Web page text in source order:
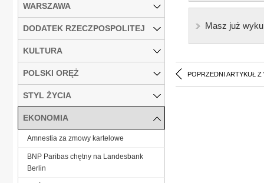
Masz już
POPRZEDNI ARTYKUŁ Z
WARSZAWA
DODATEK RZECZPOSPOLITEJ
KULTURA
POLSKI ORĘŻ
STYL ŻYCIA
EKONOMIA
Amnestia za zmowy kartelowe
BNP Paribas chętny na Landesbank
Berlin